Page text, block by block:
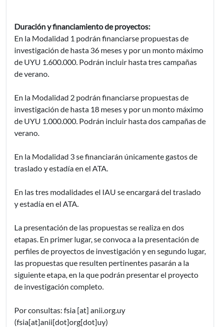
Duración y financiamiento de proyectos:
En la Modalidad 1 podrán financiarse propuestas de
investigación de hasta 36 meses y por un monto máximo
de UYU 1.600.000. Podrán incluir hasta tres campañas
de verano.
En la Modalidad 2 podrán financiarse propuestas de
investigación de hasta 18 meses y por un monto máximo
de UYU 1.000.000. Podrán incluir hasta dos campañas de
verano.
En la Modalidad 3 se financiarán únicamente gastos de
traslado y estadía en el ATA.
En las tres modalidades el IAU se encargará del traslado
y estadía en el ATA.
La presentación de las propuestas se realiza en dos
etapas. En primer lugar, se convoca a la presentación de
perfiles de proyectos de investigación y en segundo lugar,
las propuestas que resulten pertinentes pasarán a la
siguiente etapa, en la que podrán presentar el proyecto
de investigación completo.
Por consultas: fsia [at] anii.org.uy
(fsia[at]anii[dot]org[dot]uy)